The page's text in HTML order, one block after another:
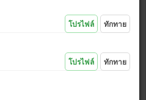
โปรไฟล์ ทักทาย
โปรไฟล์ ทักทาย